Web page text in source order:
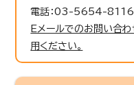
電話：03-5654-
Eメールでのお問い合わ
用ください。